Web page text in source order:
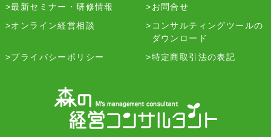
最新セミナー・研修情報
お問合せ
オンライン経営相談
コンサルティングツールの
ダウンロード
プライバシーポリシー
特定商取引法の表記